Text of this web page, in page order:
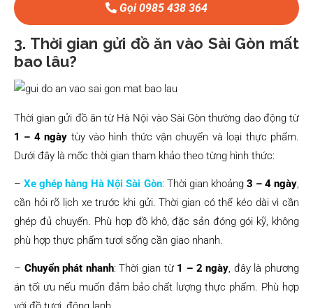
Gọi 0985 438 364
3. Thời gian gửi đồ ăn vào Sài Gòn mất
bao lâu?
Thời gian gửi đồ ăn từ Hà Nội vào Sài Gòn thường dao động từ
1 – 4 ngày tùy vào hình thức vận chuyển và loại thực phẩm.
Dưới đây là mốc thời gian tham khảo theo từng hình thức:
–Xe ghép hàng Hà Nội Sài Gòn: Thời gian khoảng 3 – 4 ngày,
cần hỏi rõ lịch xe trước khi gửi. Thời gian có thể kéo dài vì cần
ghép đủ chuyến. Phù hợp đồ khô, đặc sản đóng gói kỹ, không
phù hợp thực phẩm tươi sống cần giao nhanh.
– Chuyển phát nhanh: Thời gian từ 1 – 2 ngày, đây là phương
án tối ưu nếu muốn đảm bảo chất lượng thực phẩm. Phù hợp